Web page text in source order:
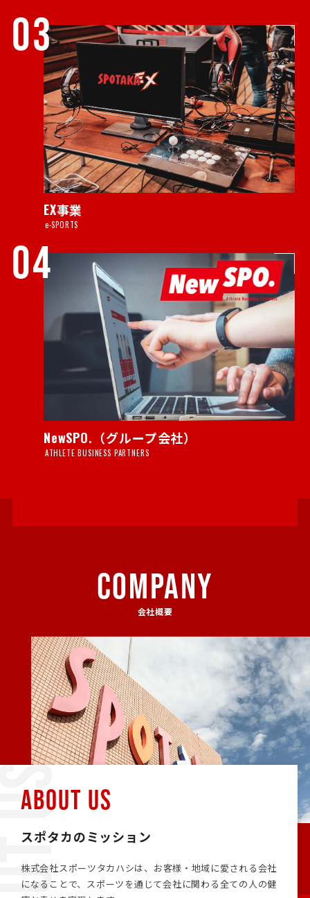
03
EX事業
e-SPORTS
04
NewSPO.（グループ会社）
ATHLETE BUSINESS PARTNERS
COMPANY
会社概要
ABOUT US
スポタカのミッション
株式会社スポーツタカハシは、お客様・地域に愛される会社
になることで、スポーツを通じて会社に関わる全ての人の健